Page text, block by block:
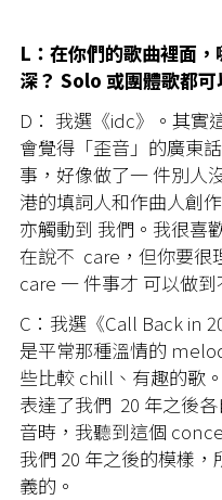
L：在你們的歌曲裡面
深？ Solo 或團體歌都可
D： 我選《idc》。其實
會覺得「歪音」的廣東
事，好像做了一 件別人
港的填詞人和作曲人創
亦觸動到 我們。我很喜
在說不 care，但你要很
care 一 件事才 可以做到
C：我選《Call Back in
是平常那種溫情的
些比較 chill、有趣的歌
表達了我們 20 年之後
音時，我聽到這個
我們 20 年之後的模樣
義的。